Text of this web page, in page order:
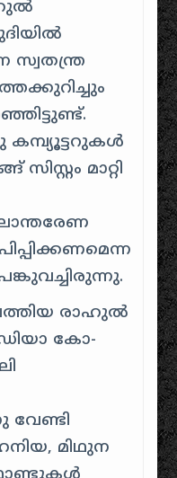
സ്വതന്ത്ര
കമ്പ്യൂട്ടറുകള്‍
മാറ്റി
രാഹുൽ
കോ-
മിഥുന